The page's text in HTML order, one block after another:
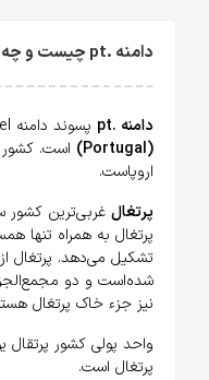
دامنه .pt چیست و چه کاربردی دارد؟
دامنه .pt پسوند دامنه top-level رسمی
(Portugal)
است. کشور
اروپاست.
پرتغال غربی‌ترین کشور
پرتغال به همراه تنها
تشکیل می‌دهد. پرتغال
شده‌است و دو
نیز جزء خاک پرتغال
واحد پولی کشور پرتقال
پرتغال است.